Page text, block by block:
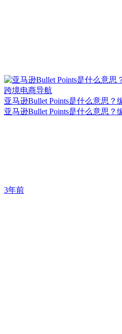
亚马逊Bullet Points是什么意思？
亚马逊Bullet Points是什么意思？
3年前